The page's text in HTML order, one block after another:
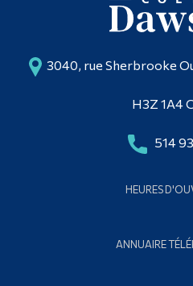
3040, rue Sherbrooke
H3Z 1A4
514
HEURES
ANNUAIRE